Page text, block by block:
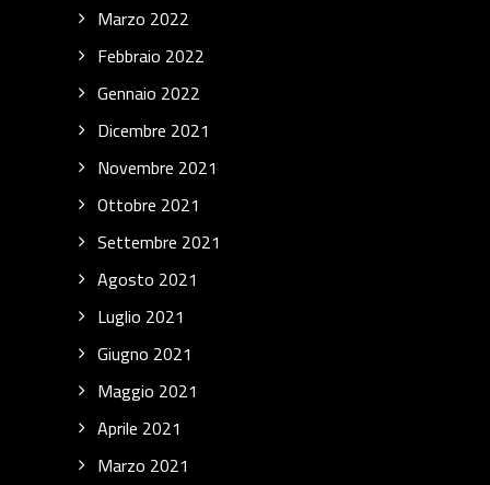
Marzo 2022
Febbraio 2022
Gennaio 2022
Dicembre 2021
Novembre 2021
Ottobre 2021
Settembre 2021
Agosto 2021
Luglio 2021
Giugno 2021
Maggio 2021
Aprile 2021
Marzo 2021